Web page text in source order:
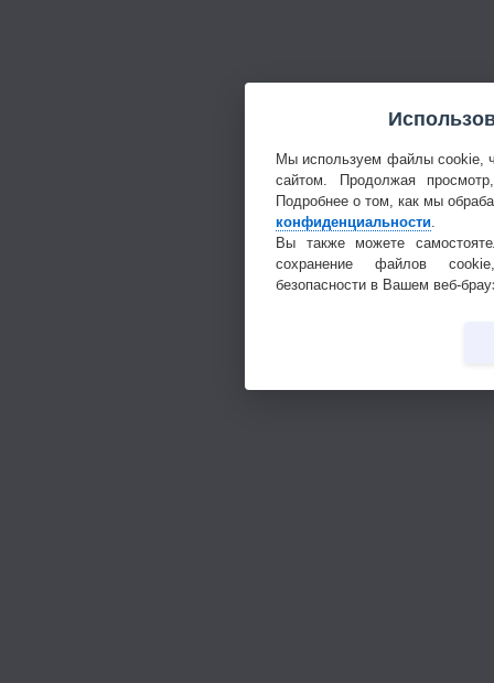
Мы используем файлы cookie,
сайтом. Продолжая
Подробнее о том, как мы
конфиденциальности.
Вы также можете
сохранение файлов
безопасности в Вашем веб-